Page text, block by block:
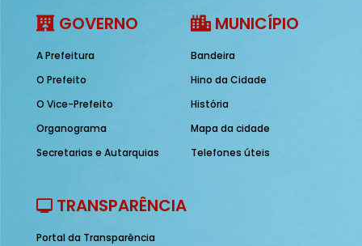
GOVERNO
A Prefeitura
O Prefeito
O Vice-Prefeito
Organograma
Secretarias e Autarquias
MUNICÍPIO
Bandeira
Hino da Cidade
História
Mapa da cidade
Telefones úteis
TRANSPARÊNCIA
Portal da Transparência